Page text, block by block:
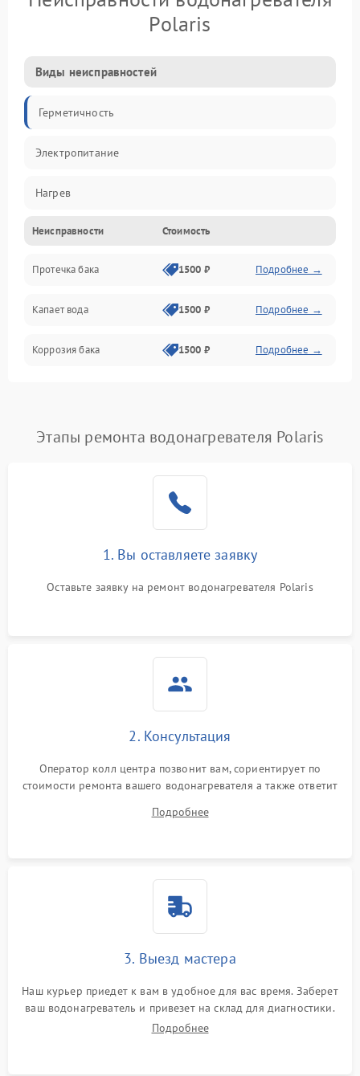
Polaris
Виды неисправностей
Герметичность
Электропитание
Нагрев
Датчики
Механика
Неисправности Стоимость
Протечка бака 1500 ₽ Подробнее →
Капает вода 1500 ₽ Подробнее →
Коррозия бака 1500 ₽ Подробнее →
Этапы ремонта водонагревателя Polaris
1. Вы оставляете заявку
Оставьте заявку на ремонт водонагревателя Polaris
2. Консультация
Оператор колл центра позвонит вам, сориентирует по
стоимости ремонта вашего водонагревателя а также ответит
Подробнее
3. Выезд мастера
Наш курьер приедет к вам в удобное для вас время. Заберет
ваш водонагреватель и привезет на склад для диагностики.
Подробнее